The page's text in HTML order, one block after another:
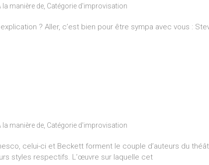
la manière de Catégorie d'improvisation
? Aller, c’est bien pour être sympa avec vous :
la manière de Catégorie d'improvisation
celui-ci et Beckett forment le couple d’auteurs du
styles respectifs. L’œuvre sur laquelle cet